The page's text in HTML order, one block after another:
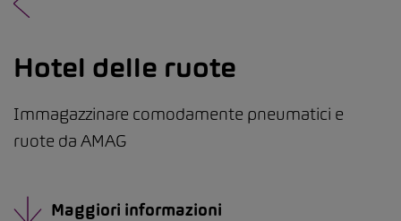
Hotel delle ruote
Immagazzinare comodamente pneumatici e
ruote da AMAG
Maggiori informazioni